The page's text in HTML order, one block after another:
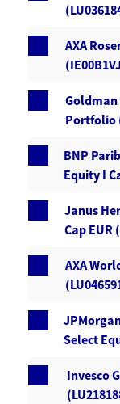
AXA
Goldman
Portfolio
BNP
Equity I
Janus
Cap EUR
AXA
Select
Invesco